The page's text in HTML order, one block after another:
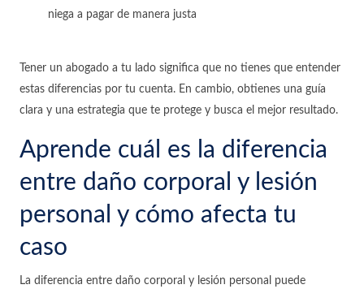
niega a pagar de manera justa
Tener un abogado a tu lado significa que no tienes que entender
estas diferencias por tu cuenta. En cambio, obtienes una guía
clara y una estrategia que te protege y busca el mejor resultado.
Aprende cuál es la diferencia
entre daño corporal y lesión
personal y cómo afecta tu
caso
La diferencia entre daño corporal y lesión personal puede